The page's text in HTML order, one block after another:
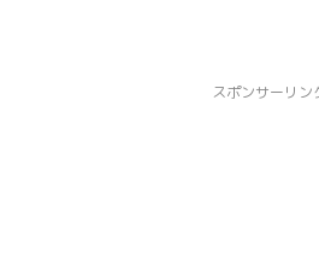
スポンサーリン